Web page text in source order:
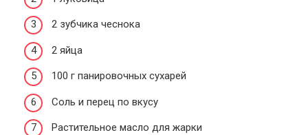
2 зубчика чеснока
2 яйца
100 г панировочных сухарей
Соль и перец по вкусу
Растительное масло для жарки